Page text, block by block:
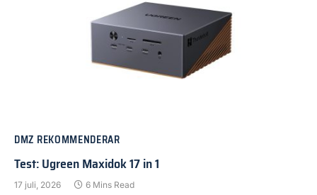
DMZ REKOMMENDERAR
Test: Ugreen Maxidok 17 in 1
17 juli, 2026 6 Mins Read